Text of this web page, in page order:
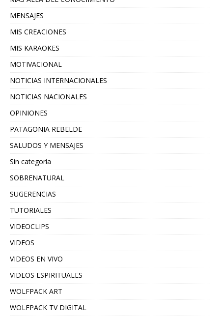
MENSAJES
MIS CREACIONES
MIS KARAOKES
MOTIVACIONAL
NOTICIAS INTERNACIONALES
NOTICIAS NACIONALES
OPINIONES
PATAGONIA REBELDE
SALUDOS Y MENSAJES
Sin categoría
SOBRENATURAL
SUGERENCIAS
TUTORIALES
VIDEOCLIPS
VIDEOS
VIDEOS EN VIVO
VIDEOS ESPIRITUALES
WOLFPACK ART
WOLFPACK TV DIGITAL